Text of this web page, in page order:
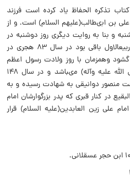
تذکره الحفاظ یاد کرده است فرزند
بن ابىطالب(علیهم السلام) است. و از
و بنا به روایت دیگرى روز دوشنبه در
حالى که سیزده شب از ماه ربیعالاول باقى بود در سال ۸۳ هجرى در
وهمزمان با روز ولادت رسول اعظم
حضتر محمد بن عبدالله(صلى الله علیه وآله) مىباشد و در سال ۱۴۸
سالگى بدست منصور دوانیقى به شهادت رسیده و به
در کنار قبرى که پدر بزرگوارشان امام
على زین العابدین(علیه السلام) قرار